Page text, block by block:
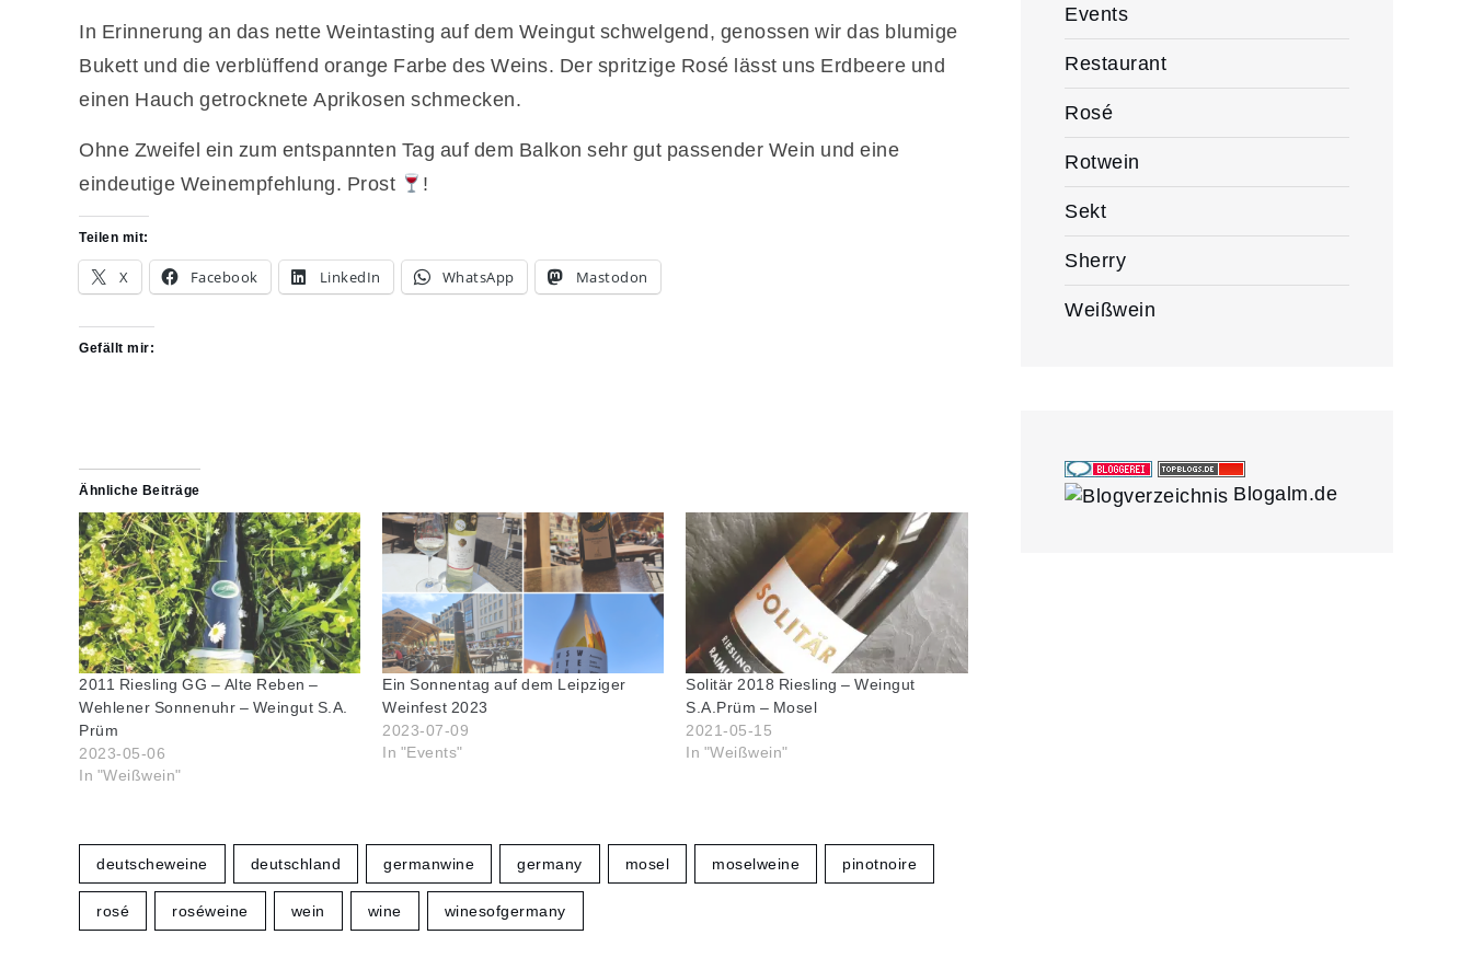
In Erinnerung an das nette Weintasting auf dem Weingut schwelgend, genossen wir das blumige
Bukett und die verblüffend orange Farbe des Weins. Der spritzige Rosé lässt uns Erdbeere und
einen Hauch getrocknete Aprikosen schmecken.
Ohne Zweifel ein zum entspannten Tag auf dem Balkon sehr gut passender Wein und eine
eindeutige Weinempfehlung. Prost
!
Teilen mit:
X Facebook LinkedIn WhatsApp Mastodon
Gefällt mir:
Ähnliche Beiträge
2011 Riesling GG – Alte Reben –
Wehlener Sonnenuhr – Weingut S.A.
Prüm
2023-05-06
In "Weißwein"
Ein Sonnentag auf dem Leipziger
Weinfest 2023
2023-07-09
In "Events"
Solitär 2018 Riesling – Weingut
S.A.Prüm – Mosel
2021-05-15
In "Weißwein"
deutscheweine deutschland germanwine germany mosel moselweine pinotnoire
rosé roséweine wein wine winesofgermany
Events
Restaurant
Rosé
Rotwein
Sekt
Sherry
Weißwein
Blogalm.de